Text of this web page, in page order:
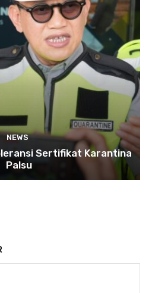
NEWS
Sertifikat Karantina
Palsu